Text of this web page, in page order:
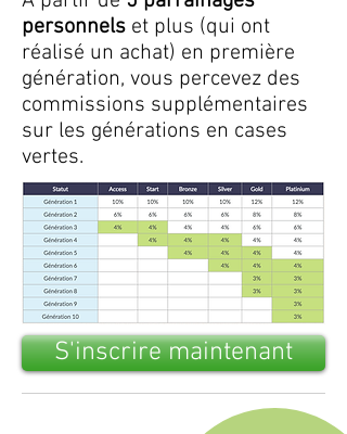
personnels et plus (qui ont
réalisé un achat) en première
génération, vous percevez des
commissions supplémentaires
sur les générations en cases
vertes.
S'inscrire maintenant